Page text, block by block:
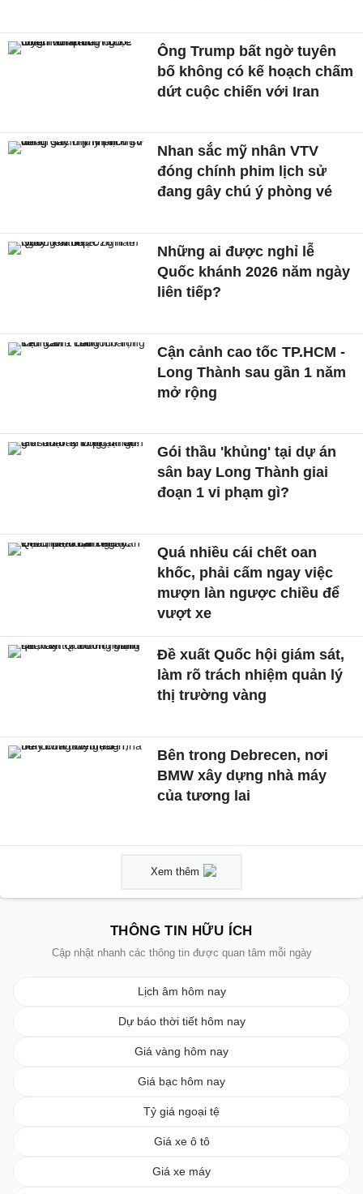
Ông Trump bất ngờ tuyên
bố không có kế hoạch chấm
dứt cuộc chiến với Iran
Nhan sắc mỹ nhân VTV
đóng chính phim lịch sử
đang gây chú ý phòng vé
Những ai được nghỉ lễ
Quốc khánh 2026 năm ngày
liên tiếp?
Cận cảnh cao tốc TP.HCM -
Long Thành sau gần 1 năm
mở rộng
Gói thầu 'khủng' tại dự án
sân bay Long Thành giai
đoạn 1 vi phạm gì?
Quá nhiều cái chết oan
khốc, phải cấm ngay việc
mượn làn ngược chiều để
vượt xe
Đề xuất Quốc hội giám sát,
làm rõ trách nhiệm quản lý
thị trường vàng
Bên trong Debrecen, nơi
BMW xây dựng nhà máy
của tương lai
Xem thêm
THÔNG TIN HỮU ÍCH
Cập nhật nhanh các thông tin được quan tâm mỗi ngày
Lịch âm hôm nay
Dự báo thời tiết hôm nay
Giá vàng hôm nay
Giá bạc hôm nay
Tỷ giá ngoại tệ
Giá xe ô tô
Giá xe máy